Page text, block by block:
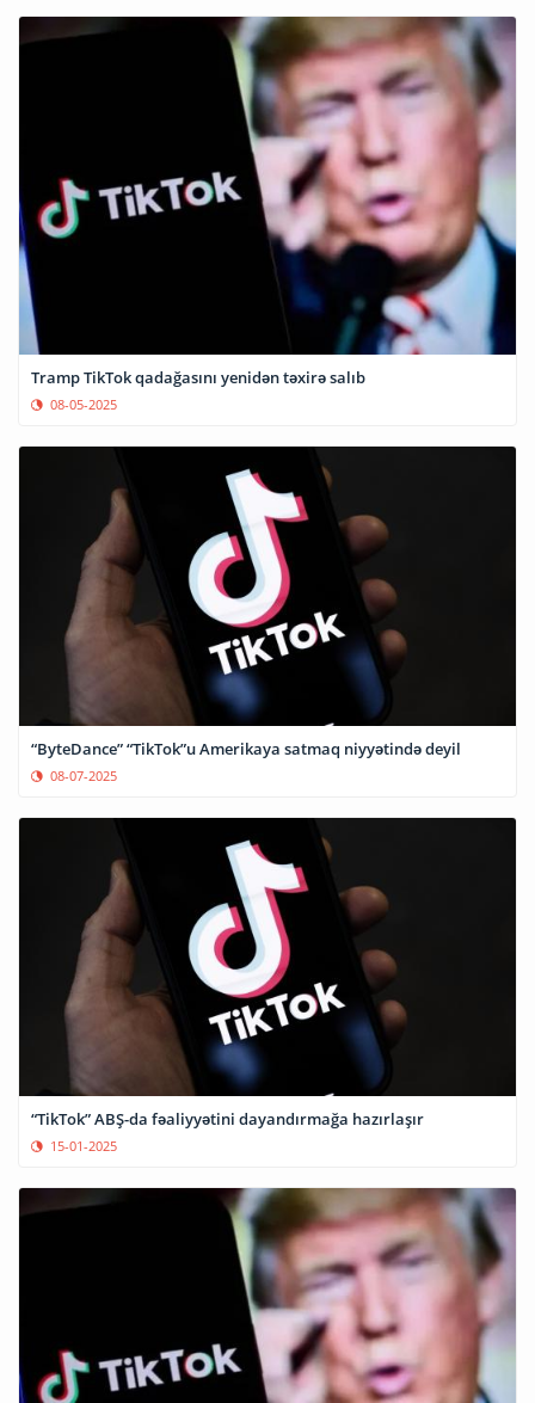
Tramp TikTok qadağasını yenidən təxirə salıb
08-05-2025
“ByteDance” “TikTok”u Amerikaya satmaq niyyətində deyil
08-07-2025
“TikTok” ABŞ-da fəaliyyətini dayandırmağa hazırlaşır
15-01-2025